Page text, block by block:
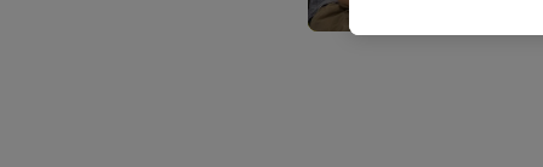
Kaufverhalten in den
genauen